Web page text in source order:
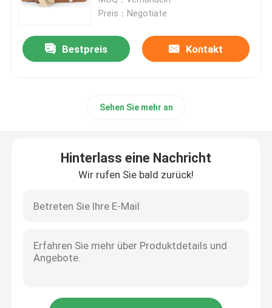
Kupplung
Tägliche Notwendigkeiten
Preis：Negotiate
Bestpreis Kontakt
Sehen Sie mehr an
Hinterlass eine Nachricht
Wir rufen Sie bald zurück!